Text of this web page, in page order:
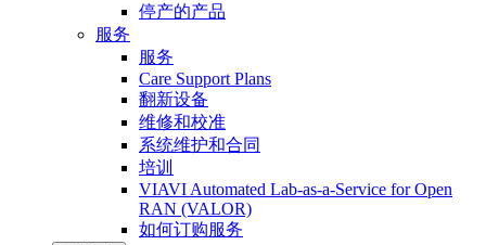
停产的产品
服务
服务
Care Support Plans
翻新设备
维修和校准
系统维护和合同
培训
VIAVI Automated Lab-as-a-Service for Open
RAN (VALOR)
如何订购服务